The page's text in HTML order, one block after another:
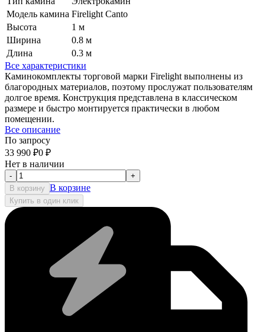
Модель камина Firelight Canto
Высота
1 м
Ширина
0.8 м
Длина
0.3 м
Все характеристики
Каминокомплекты торговой марки Firelight выполнены из
благородных материалов, поэтому прослужат пользователям
долгое время. Конструкция представлена в классическом
размере и быстро монтируется практически в любом
помещении.
Все описание
По запросу
33 990 ₽0 ₽
Нет в наличии
-
+
В корзину В корзине
Купить в один клик